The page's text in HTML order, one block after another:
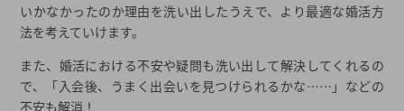
いかなかったのか理由を洗い出したうえで、より最適な婚活方
法を考えていけます。
また、婚活における不安や疑問も洗い出して解決してくれるの
で、「入会後、うまく出会いを見つけられるかな……」などの
不安も解消！